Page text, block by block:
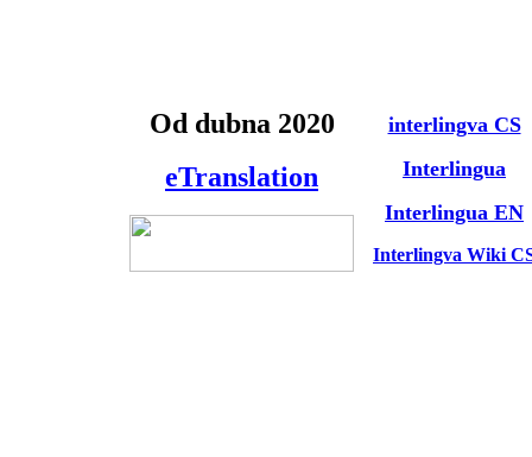
Od dubna 2020
eTranslation
interlingva CS
Interlingua
Interlingua EN
Interlingva Wiki